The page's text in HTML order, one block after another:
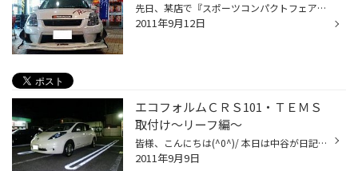
先日、某店で『スポーツコンパクトフェア』というものを開催してましたので 偵察（遊び）に行ってきました！！！ スポーツコンパクトフェア！とは言っても、展示してあったのは 「スイフトスポーツ」が２台と「コルトラリーアート」１台の３台のみ。 参加メーカーは、 「トライフォースカンパニー」...
2011年9月12日
エコフォルムＣＲＳ101・ＴＥＭＳ
取付け～リーフ編～
皆様、こんにちは(^0^)/ 本日は中谷が日記担当をさせていただきます！ 今回は電気自動車「日産 リーフ」にアルミホイールと空気圧センサーを 取付けさせて頂きました☆ 今回お取付けさせていただいたのには理由が２つありまして １つ目は「少しでも電費を良くしたい」 ２つ目は「ガソリンスタンドに...
2011年9月9日